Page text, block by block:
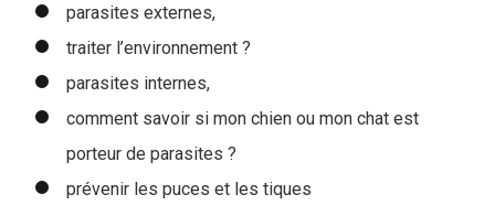
parasites externes,
traiter l’environnement ?
parasites internes,
comment savoir si mon chien ou mon chat est
porteur de parasites ?
prévenir les puces et les tiques